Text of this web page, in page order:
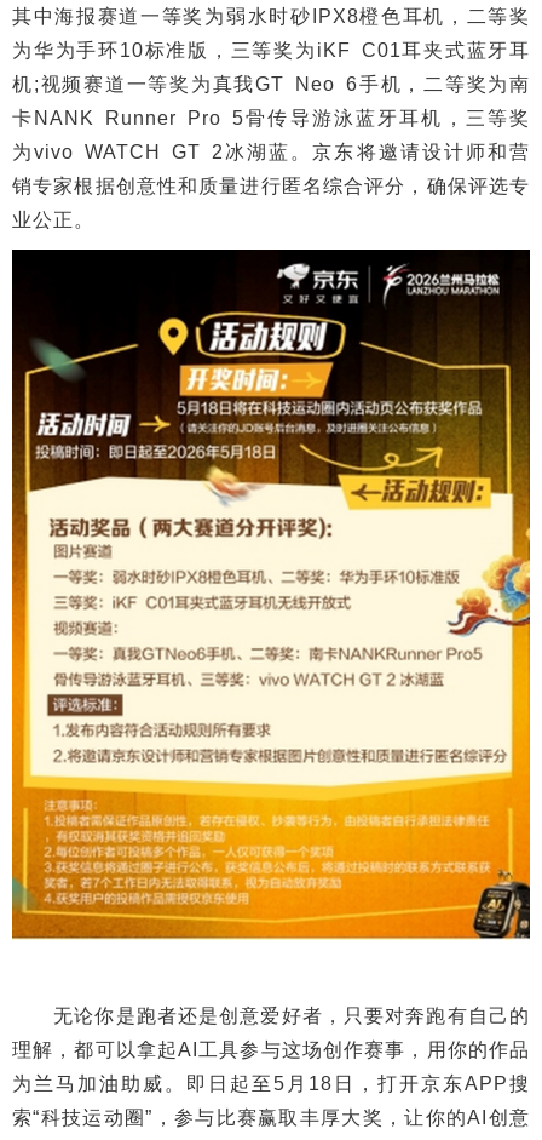
其中海报赛道一等奖为弱水时砂IPX8橙色耳机，二等奖
为华为手环10标准版，三等奖为iKF C01耳夹式蓝牙耳
机;视频赛道一等奖为真我GT Neo 6手机，二等奖为南
卡NANK Runner Pro 5骨传导游泳蓝牙耳机，三等奖
为vivo WATCH GT 2冰湖蓝。京东将邀请设计师和营
销专家根据创意性和质量进行匿名综合评分，确保评选专
业公正。
无论你是跑者还是创意爱好者，只要对奔跑有自己的
理解，都可以拿起AI工具参与这场创作赛事，用你的作品
为兰马加油助威。即日起至5月18日，打开京东APP搜
索“科技运动圈”，参与比赛赢取丰厚大奖，让你的AI创意